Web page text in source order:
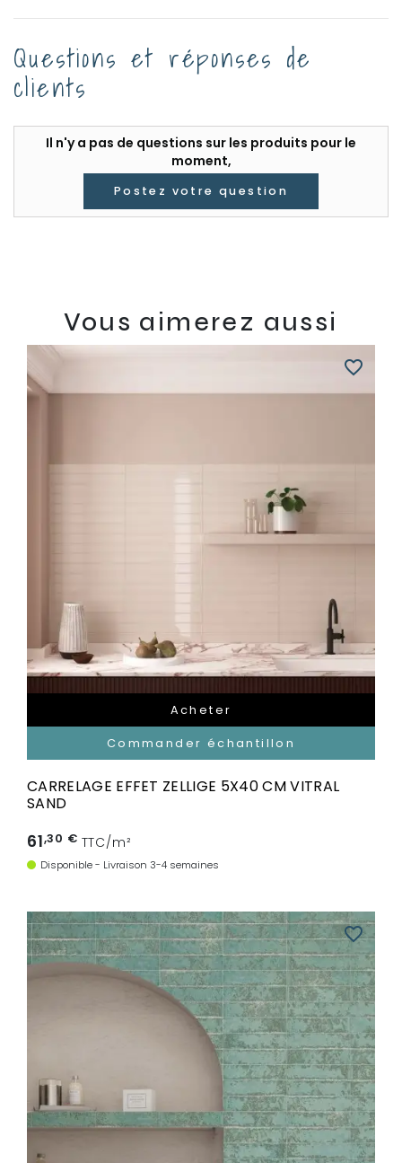
Questions et réponses de
clients
Il n'y a pas de questions sur les produits pour le
moment,
Postez votre question
Vous aimerez aussi
Acheter
Commander échantillon
favorite_border
CARRELAGE EFFET ZELLIGE 5X40 CM VITRAL
SAND
61,30 € TTC/m²
Disponible - Livraison 3-4 semaines
favorite_border